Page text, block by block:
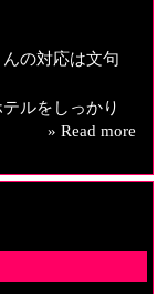
の対応は文句
ルをしっかり
たらしっかり
対に試して下
» Read more